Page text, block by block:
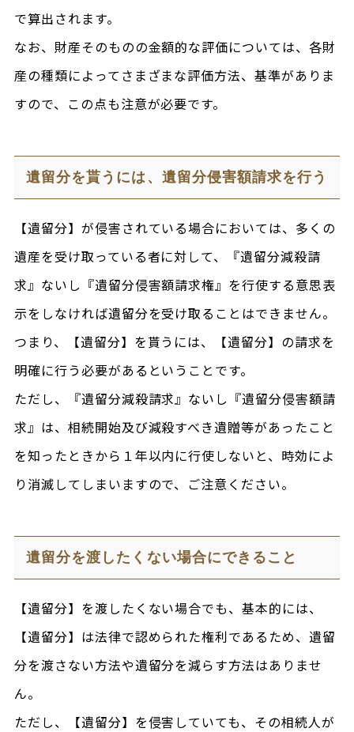
で算出されます。
なお、財産そのものの金額的な評価については、各財
産の種類によってさまざまな評価方法、基準がありま
すので、この点も注意が必要です。
遺留分を貰うには、遺留分侵害額請求を行う
【遺留分】が侵害されている場合においては、多くの
遺産を受け取っている者に対して、『遺留分減殺請
求』ないし『遺留分侵害額請求権』を行使する意思表
示をしなければ遺留分を受け取ることはできません。
つまり、【遺留分】を貰うには、【遺留分】の請求を
明確に行う必要があるということです。
ただし、『遺留分減殺請求』ないし『遺留分侵害額請
求』は、相続開始及び減殺すべき遺贈等があったこと
を知ったときから１年以内に行使しないと、時効によ
り消滅してしまいますので、ご注意ください。
遺留分を渡したくない場合にできること
【遺留分】を渡したくない場合でも、基本的には、
【遺留分】は法律で認められた権利であるため、遺留
分を渡さない方法や遺留分を減らす方法はありませ
ん。
ただし、【遺留分】を侵害していても、その相続人が